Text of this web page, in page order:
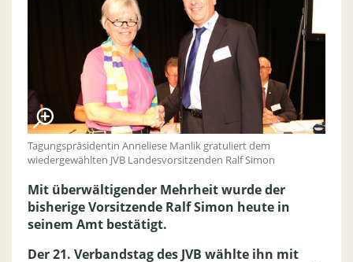
Tagungspräsidentin Anneliese Manlik gratuliert dem
wiedergewählten JVB Landesvorsitzenden Ralf Simon
Mit überwältigender Mehrheit wurde der
bisherige Vorsitzende Ralf Simon heute in
seinem Amt bestätigt.
Der 21. Verbandstag des JVB wählte ihn mit